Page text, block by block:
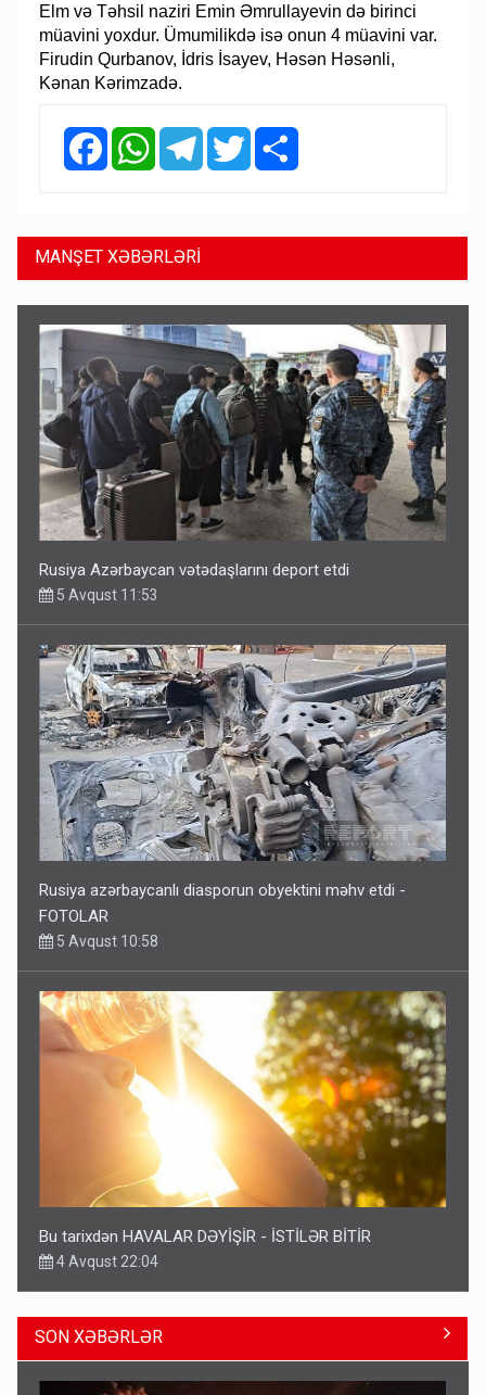
Elm və Təhsil naziri Emin Əmrullayevin də birinci
müavini yoxdur. Ümumilikdə isə onun 4 müavini var.
Firudin Qurbanov, İdris İsayev, Həsən Həsənli,
Kənan Kərimzadə.
FacebookWhatsAppTelegramTwitter
MANŞET XƏBƏRLƏRİ
Rusiya Azərbaycan vətədaşlarını deport etdi
5 Avqust 11:53
Rusiya azərbaycanlı diasporun obyektini məhv etdi -
FOTOLAR
5 Avqust 10:58
Bu tarixdən HAVALAR DƏYİŞİR - İSTİLƏR BİTİR
4 Avqust 22:04
SON XƏBƏRLƏR